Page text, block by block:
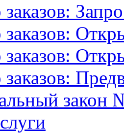
заказов:
заказов:
заказов:
заказов:
закон